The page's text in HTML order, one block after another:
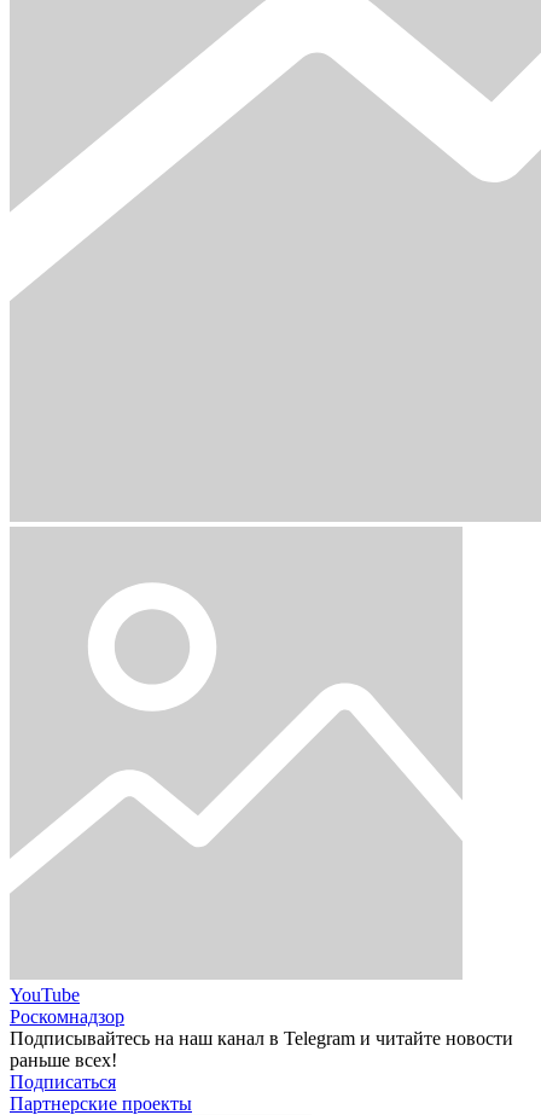
YouTube
Роскомнадзор
Подписывайтесь на наш канал в Telegram и читайте новости
раньше всех!
Подписаться
Партнерские проекты